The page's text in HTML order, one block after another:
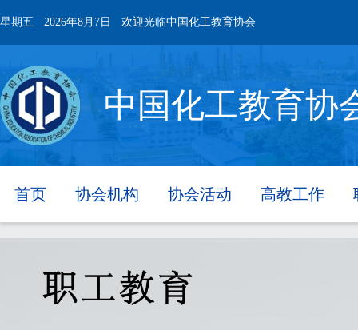
星期五 2026年8月7日 欢迎光临中国化工教育协会
中国化工教育协
首页 协会机构 协会活动 高教工作